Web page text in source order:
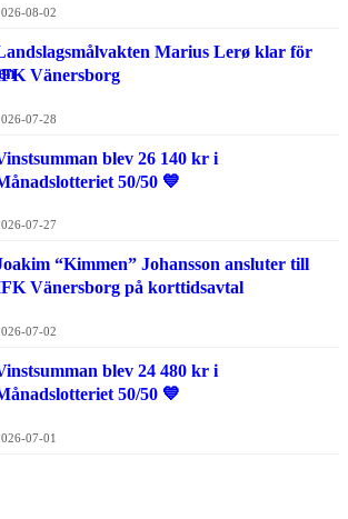
08-02
Marius Lerø klar för
Vänersborg
07-28
blev 26 140 kr i
50/50 💙
07-27
“Kimmen” Johansson ansluter till
Vänersborg på korttidsavtal
07-02
blev 24 480 kr i
50/50 💙
07-01